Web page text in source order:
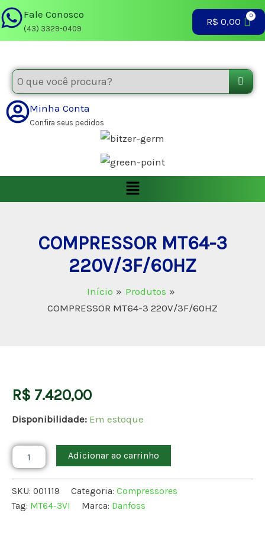
Ir
para
o
Fale Conosco
(43) 3329-0409
R$ 0,00
Minha Conta
Confira seus pedidos
Menu
COMPRESSOR MT64-3
220V/3F/60HZ
Início
Produtos
COMPRESSOR MT64-3 220V/3F/60HZ
R$ 7.420,00
Disponibilidade: Em estoque
220V/3F/60HZ
quantidade
Adicionar ao carrinho
SKU: 001119 Categoria: Compressores
Tag: MT64-3VI Marca: Danfoss